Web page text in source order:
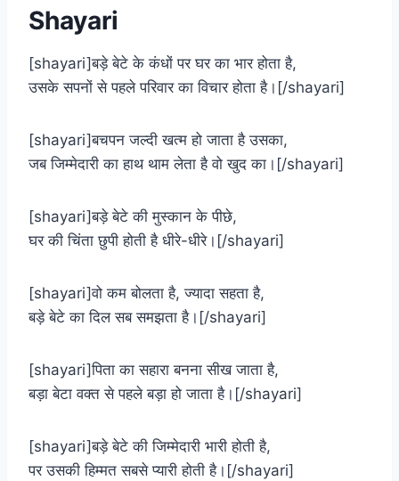
Shayari
[shayari]बड़े बेटे के कंधों पर घर का भार होता है,
उसके सपनों से पहले परिवार का विचार होता है।[/shayari]
[shayari]बचपन जल्दी खत्म हो जाता है उसका,
जब जिम्मेदारी का हाथ थाम लेता है वो खुद का।[/shayari]
[shayari]बड़े बेटे की मुस्कान के पीछे,
घर की चिंता छुपी होती है धीरे-धीरे।[/shayari]
[shayari]वो कम बोलता है, ज्यादा सहता है,
बड़े बेटे का दिल सब समझता है।[/shayari]
[shayari]पिता का सहारा बनना सीख जाता है,
बड़ा बेटा वक्त से पहले बड़ा हो जाता है।[/shayari]
[shayari]बड़े बेटे की जिम्मेदारी भारी होती है,
पर उसकी हिम्मत सबसे प्यारी होती है।[/shayari]